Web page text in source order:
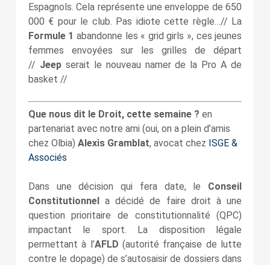
Espagnols. Cela représente une enveloppe de 650
000 € pour le club. Pas idiote cette règle…// La
Formule 1 abandonne les « grid girls », ces jeunes
femmes envoyées sur les grilles de départ
// Jeepserait le nouveau namer de la Pro A de
basket //
Que nous dit le Droit, cette semaine ? en
partenariat avec notre ami (oui, on a plein d’amis
chez Olbia) Alexis Gramblat, avocat chez ISGE &
Associés
Dans une décision qui fera date, le Conseil
Constitutionnela décidé de faire droit à une
question prioritaire de constitutionnalité (QPC)
impactant le sport. La disposition légale
permettant à l’AFLD (autorité française de lutte
contre le dopage) de s’autosaisir de dossiers dans